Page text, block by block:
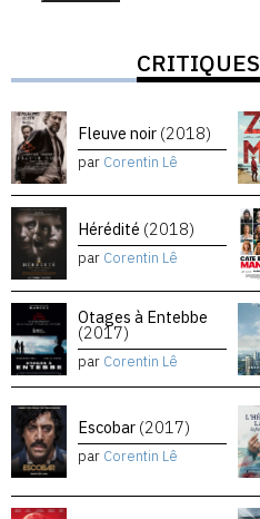
CRITIQUES
Fleuve noir (2018)
par Corentin Lê
Hérédité (2018)
par Corentin Lê
Otages à Entebbe
(2017)
par Corentin Lê
Escobar (2017)
par Corentin Lê